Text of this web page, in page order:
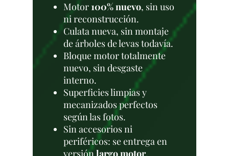
Motor100% nuevo, sin uso
ni reconstrucción.
Culata nueva, sin montaje
de árboles de levas todavía.
Bloque motor totalmente
nuevo, sin desgaste
interno.
Superficies limpias y
mecanizados perfectos
según las fotos.
Sin accesorios ni
periféricos: se entrega en
versiónlargo motor.